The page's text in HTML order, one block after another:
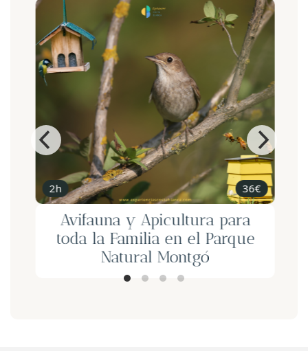
2h 36€
Avifauna y Apicultura para
toda la Familia en el Parque
Natural Montgó